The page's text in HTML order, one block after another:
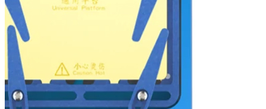
سیم لحیم 183 سایز 0.3mm برند 2UUL
تومان